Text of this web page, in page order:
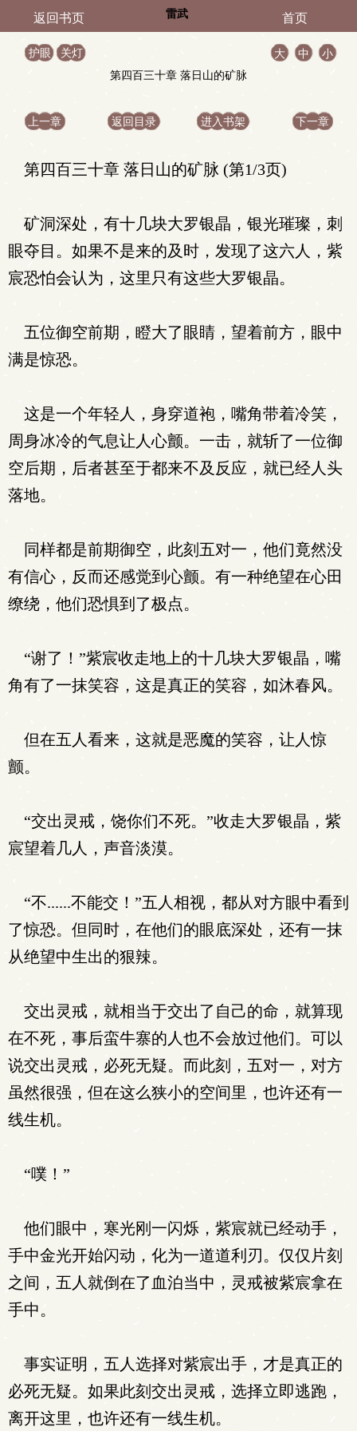
返回书页 雷武 首页
护眼 关灯 大 中
小
第四百三十章 落日山的矿脉
上一章 返回目录 进入书架 下一章
第四百三十章 落日山的矿脉 (第1/3页)
矿洞深处，有十几块大罗银晶，银光璀璨，刺
眼夺目。如果不是来的及时，发现了这六人，紫
宸恐怕会认为，这里只有这些大罗银晶。
五位御空前期，瞪大了眼睛，望着前方，眼中
满是惊恐。
这是一个年轻人，身穿道袍，嘴角带着冷笑，
周身冰冷的气息让人心颤。一击，就斩了一位御
空后期，后者甚至于都来不及反应，就已经人头
落地。
同样都是前期御空，此刻五对一，他们竟然没
有信心，反而还感觉到心颤。有一种绝望在心田
缭绕，他们恐惧到了极点。
“谢了！”紫宸收走地上的十几块大罗银晶，嘴
角有了一抹笑容，这是真正的笑容，如沐春风。
但在五人看来，这就是恶魔的笑容，让人惊
颤。
“交出灵戒，饶你们不死。”收走大罗银晶，紫
宸望着几人，声音淡漠。
“不......不能交！”五人相视，都从对方眼中看到
了惊恐。但同时，在他们的眼底深处，还有一抹
从绝望中生出的狠辣。
交出灵戒，就相当于交出了自己的命，就算现
在不死，事后蛮牛寨的人也不会放过他们。可以
说交出灵戒，必死无疑。而此刻，五对一，对方
虽然很强，但在这么狭小的空间里，也许还有一
线生机。
“噗！”
他们眼中，寒光刚一闪烁，紫宸就已经动手，
手中金光开始闪动，化为一道道利刃。仅仅片刻
之间，五人就倒在了血泊当中，灵戒被紫宸拿在
手中。
事实证明，五人选择对紫宸出手，才是真正的
必死无疑。如果此刻交出灵戒，选择立即逃跑，
离开这里，也许还有一线生机。